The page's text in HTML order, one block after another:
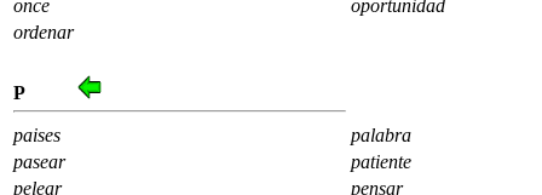
once
oportunidad
ordenar
P
paises
palabra
pasear
patiente
pelear
pensar